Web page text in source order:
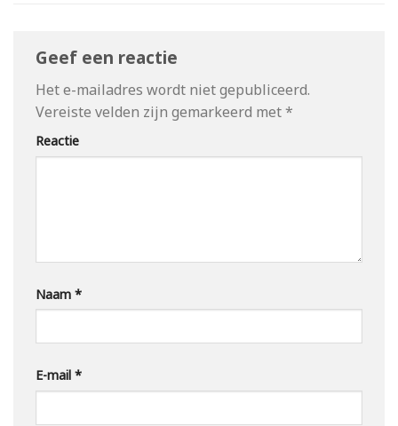
Geef een reactie
Het e-mailadres wordt niet gepubliceerd.
Vereiste velden zijn gemarkeerd met*
Reactie
Naam *
E-mail *